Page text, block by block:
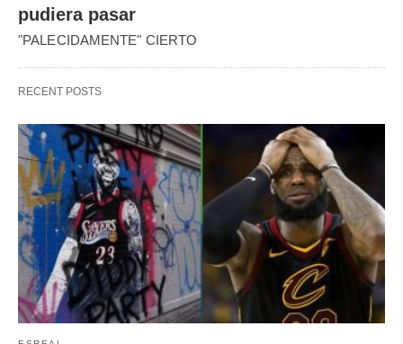
pudiera pasar
"PALECIDAMENTE" CIERTO
RECENT POSTS